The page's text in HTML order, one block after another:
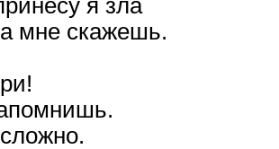
я зла
мне скажешь.